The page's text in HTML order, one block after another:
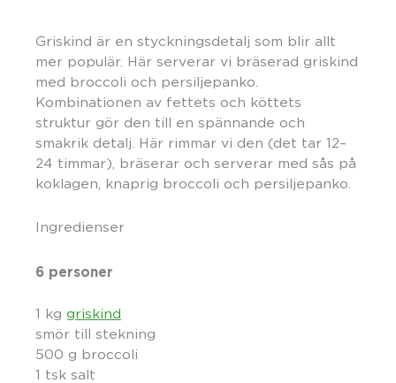
Griskind är en styckningsdetalj som blir allt
mer populär. Här serverar vi bräserad griskind
med broccoli och persiljepanko.
Kombinationen av fettets och köttets
struktur gör den till en spännande och
smakrik detalj. Här rimmar vi den (det tar 12–
24 timmar), bräserar och serverar med sås på
koklagen, knaprig broccoli och persiljepanko.
Ingredienser
6 personer
1 kg griskind
smör till stekning
500 g broccoli
1 tsk salt